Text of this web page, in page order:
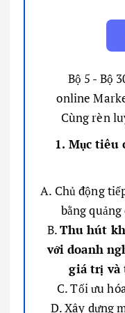
Bộ 5 - Bộ
online
Cùng rèn
1. Mục tiêu
A. Chủ động
bằng
B.Thu hút
với doanh
giá trị và
C. Tối ưu
D. Xây dựng